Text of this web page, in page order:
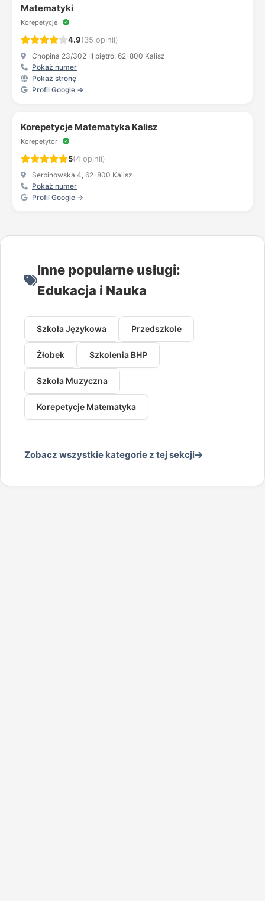
Matematyki
Korepetycje
4.9(35 opinii)
Chopina 23/302 III piętro, 62-800 Kalisz
Pokaż numer
Pokaż stronę
Profil Google →
Korepetycje Matematyka Kalisz
Korepetytor
5(4 opinii)
Serbinowska 4, 62-800 Kalisz
Pokaż numer
Profil Google →
Inne popularne usługi:
Edukacja i Nauka
Szkoła Językowa Przedszkole
Żłobek Szkolenia BHP
Szkoła Muzyczna
Korepetycje Matematyka
Zobacz wszystkie kategorie z tej sekcji